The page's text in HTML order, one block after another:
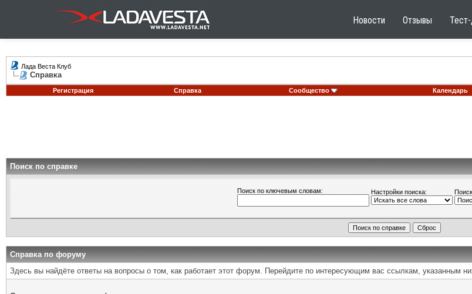
Новости Отзывы
Лада Веста Клуб
Справка
Регистрация
Справка Сообщество Календарь
Поиск по справке
Поиск по ключевым словам: Настройки поиска:
Справка по форуму
Здесь вы найдёте ответы на вопросы о том, как работает этот форум. Перейдите по интересующим вас ссылкам, указанным